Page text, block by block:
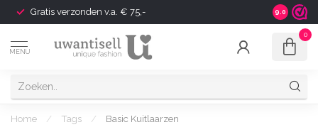
Gratis verzonden v.a. € 75,- Shipping
9.0
MENU
0
Home / Tags / Basic Kuitlaarzen